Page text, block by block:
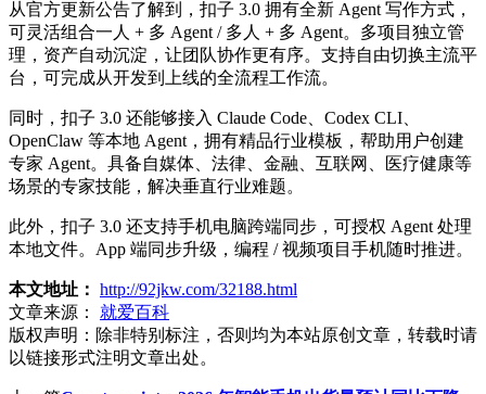
从官方更新公告了解到，扣子 3.0 拥有全新 Agent 写作方式，
可灵活组合一人 + 多 Agent / 多人 + 多 Agent。多项目独立管
理，资产自动沉淀，让团队协作更有序。支持自由切换主流平
台，可完成从开发到上线的全流程工作流。
同时，扣子 3.0 还能够接入 Claude Code、Codex CLI、
OpenClaw 等本地 Agent，拥有精品行业模板，帮助用户创建
专家 Agent。具备自媒体、法律、金融、互联网、医疗健康等
场景的专家技能，解决垂直行业难题。
此外，扣子 3.0 还支持手机电脑跨端同步，可授权 Agent 处理
本地文件。App 端同步升级，编程 / 视频项目手机随时推进。
本文地址： http://92jkw.com/32188.html
文章来源：
就爱百科
版权声明： 除非特别标注，否则均为本站原创文章，转载时请
以链接形式注明文章出处。